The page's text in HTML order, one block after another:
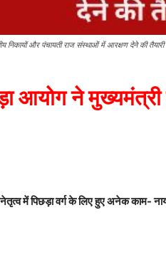
निकायों और पंचायती राज संस्थाओं में आरक्षण देने की तैयारी
आयोग ने
में पिछड़ा वर्ग के लिए हुए अनेक काम-